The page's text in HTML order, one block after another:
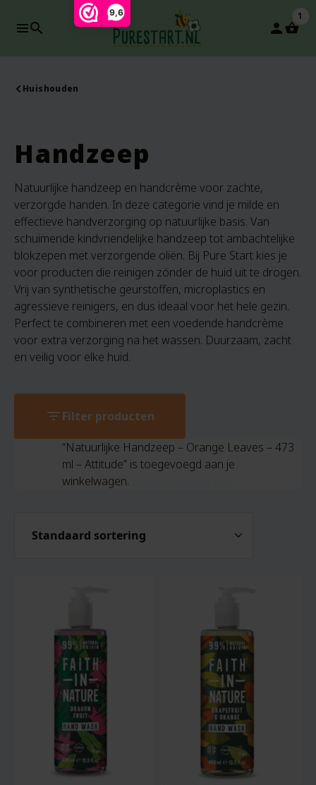
9,6
search person
1
Huishouden
Handzeep
Natuurlijke handzeep en handcrème voor zachte,
verzorgde handen. In deze categorie vind je milde en
effectieve handverzorging op natuurlijke basis. Van
schuimende kindvriendelijke handzeep tot ambachtelijke
blokzepen met verzorgende oliën. Bij Pure Start kies je
voor producten die reinigen zónder de huid uit te drogen.
Vrij van synthetische geurstoffen, microplastics en
agressieve reinigers, en dus ideaal voor het hele gezin.
Perfect te combineren met een voedende handcrème
voor extra verzorging na het wassen. Duurzaam, zacht
en veilig voor elke huid.
filter_listFilter producten
“Natuurlijke Handzeep – Orange Leaves – 473
ml – Attitude” is toegevoegd aan je
winkelwagen.